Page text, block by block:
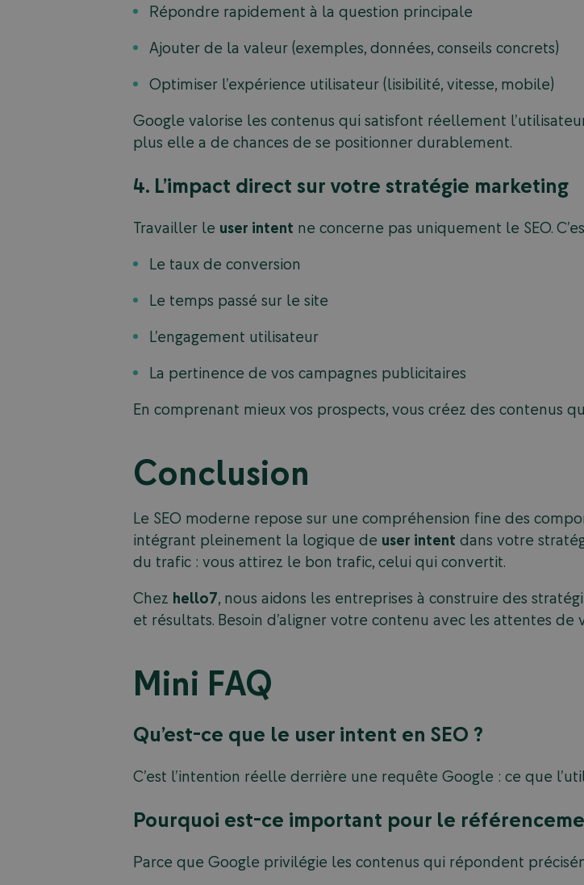
Répondre rapidement à la question principale
Ajouter de la valeur (exemples, données, conseils concrets)
Optimiser l’expérience utilisateur (lisibilité, vitesse, mobile)
Google valorise les contenus qui satisfont réellement
plus elle a de chances de se positionner durablement.
4. L’impact direct sur votre stratégie marketing
Travailler le user intent ne concerne pas uniquement le SEO.
Le taux de conversion
Le temps passé sur le site
L’engagement utilisateur
La pertinence de vos campagnes publicitaires
En comprenant mieux vos prospects, vous créez des contenus
Conclusion
Le SEO moderne repose sur une compréhension fine des
intégrant pleinement la logique de user intent dans votre
du trafic : vous attirez le bon trafic, celui qui convertit.
Chez hello7, nous aidons les entreprises à construire des
et résultats. Besoin d’aligner votre contenu avec les attentes de
Mini FAQ
Qu’est-ce que le user intent en SEO ?
C’est l’intention réelle derrière une requête Google : ce que
Pourquoi est-ce important pour le
Parce que Google privilégie les contenus qui répondent